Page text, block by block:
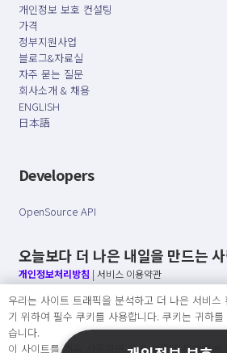
개인정보 보호 컨설팅
가격
정부지원사업
블로그&자료실
자주 묻는 질문
회사소개 & 채용
ENGLISH
日本語
Developers
OpenSource API
오늘보다 더 나은 내일을 만드는
개인정보처리방침 | 서비스 이용약관
○ 개인정보보호 컴플라이언스를 선도하겠습니다.
○ 정보주체의 권리를 보장하겠습니다.
○ 기업의 개인정보보호를 위한 효율적 관리를 보장하
우리는 사이트 트래픽을 분석하고 더 나은 서비스
기 위하여 필수 쿠키를 사용합니다. 쿠키는 귀하
습니다.
이 사이트를 계속 사용하면 쿠키 사용에 동의하게